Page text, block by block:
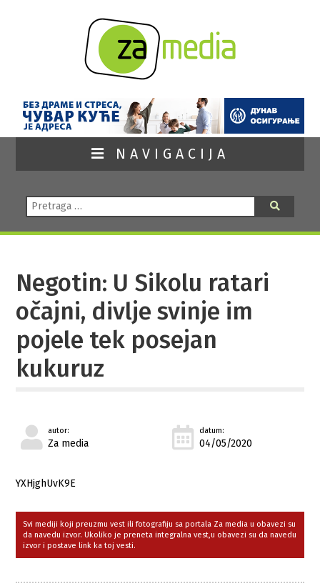
NAVIGACIJA
Pretraga:
Negotin: U Sikolu ratari
očajni, divlje svinje im
pojele tek posejan
kukuruz
autor:
Za media
datum:
04/05/2020
YXHjghUvK9E
Svi mediji koji preuzmu vest ili fotografiju sa portala Za media u obavezi su
da navedu izvor. Ukoliko je preneta integralna vest,u obavezi su da navedu
izvor i postave link ka toj vesti.